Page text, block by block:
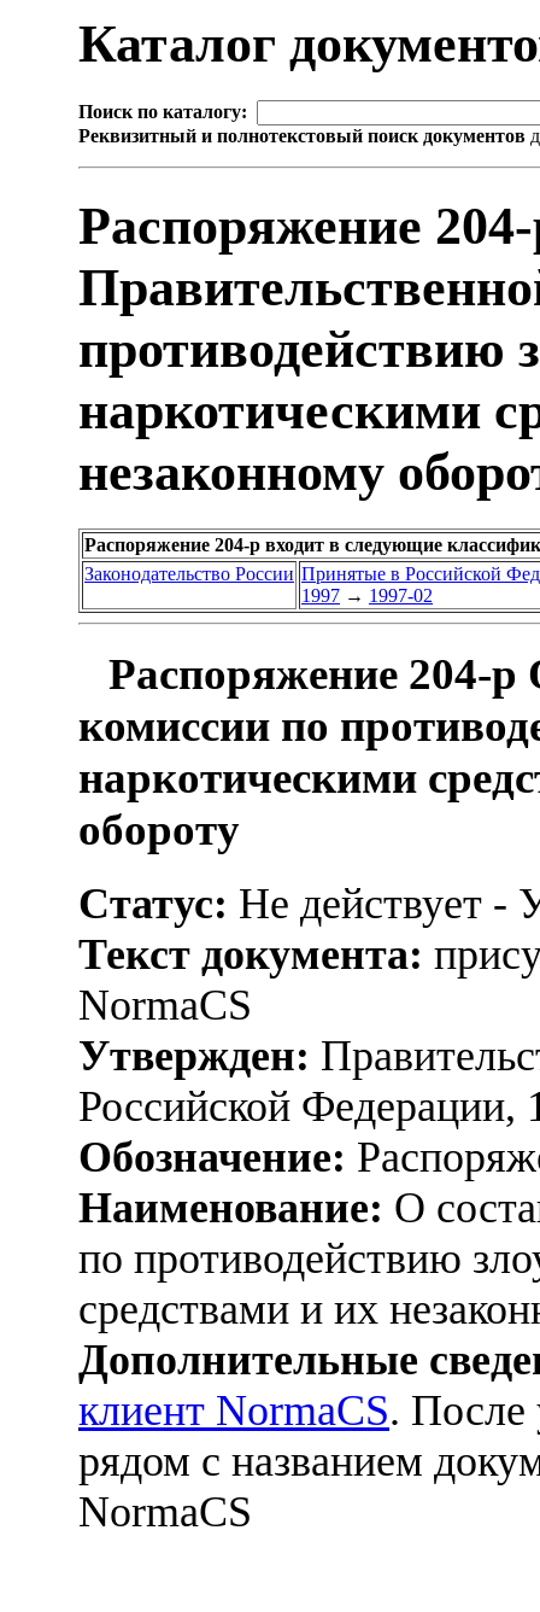
Каталог
Поиск по каталогу:
Реквизитный и полнотекстовый поиск документов
Распоряжение
противодействию
наркотическими
незаконному
Распоряжение 204-р входит в следующие
Законодательство России Принятые в Российской
1997 → 1997-02
Распоряжение 204-р
комиссии по
наркотическими
обороту
Статус: Не действует -
Текст документа:
NormaCS
Утвержден:
Российской Федерации,
Обозначение:
Наименование: О
по противодействию
средствами и их
Дополнительные
клиент NormaCS. После
рядом с названием
NormaCS